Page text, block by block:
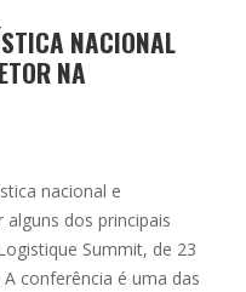
NACIONAL
NA
nacional e
dos principais
Summit, de 23
conferência é uma das